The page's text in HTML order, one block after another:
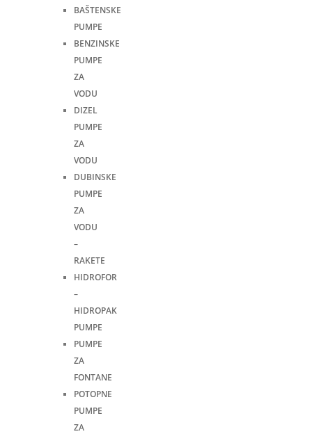
BAŠTENSKE
PUMPE
BENZINSKE
PUMPE
ZA
VODU
DIZEL
PUMPE
ZA
VODU
DUBINSKE
PUMPE
ZA
VODU
–
RAKETE
HIDROFOR
–
HIDROPAK
PUMPE
PUMPE
ZA
FONTANE
POTOPNE
PUMPE
ZA